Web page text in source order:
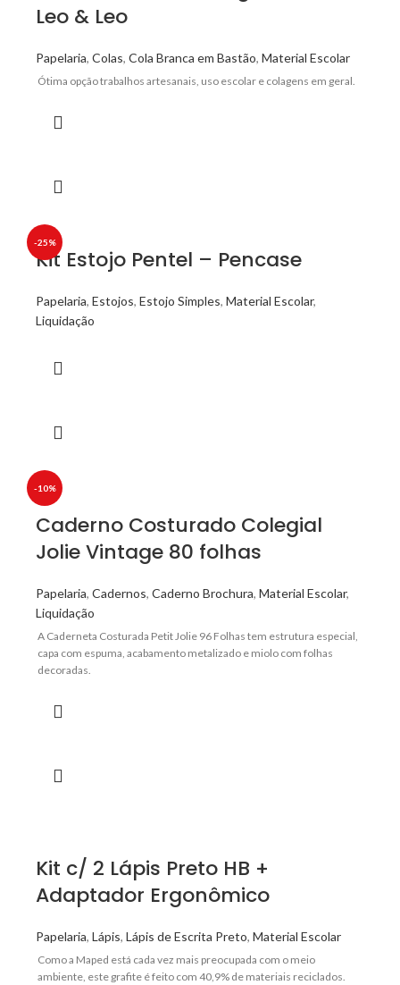
Leo & Leo
Papelaria, Colas, Cola Branca em Bastão, Material Escolar
Ótima opção trabalhos artesanais, uso escolar e colagens em geral.
-25%
Kit Estojo Pentel – Pencase
Papelaria, Estojos, Estojo Simples, Material Escolar,
Liquidação
-10%
Caderno Costurado Colegial
Jolie Vintage 80 folhas
Papelaria, Cadernos, Caderno Brochura, Material Escolar,
Liquidação
A Caderneta Costurada Petit Jolie 96 Folhas tem estrutura especial,
capa com espuma, acabamento metalizado e miolo com folhas
decoradas.
Kit c/ 2 Lápis Preto HB +
Adaptador Ergonômico
Papelaria, Lápis, Lápis de Escrita Preto, Material Escolar
Como a Maped está cada vez mais preocupada com o meio
ambiente, este grafite é feito com 40,9% de materiais reciclados.